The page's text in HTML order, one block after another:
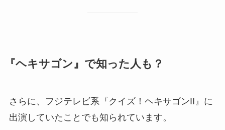
『ヘキサゴン』で知った人も？
さらに、フジテレビ系『クイズ！ヘキサゴンII』に
出演していたことでも知られています。